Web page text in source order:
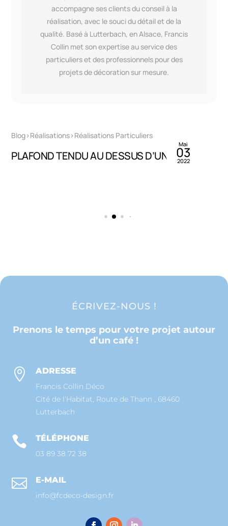
accompagne ses clients du conseil à la
réalisation, avec le souci du détail et de la
qualité. Basé à Lutterbach, en Alsace, Francis
Collin met son expertise au service des
particuliers et des professionnels pour des
projets de décoration sur mesure.
Mai
03
2022
Blog>Réalisations>Réalisations Particuliers
PLAFOND TENDU AU DESSUS D’UN SPA !
ÉCRIVEZ-NOUS !
Prenons le temps pour votre projet autour
d’un café !
 ADRESSE
Francis Collin Déco
Cité de l’Habitat, Route de Thann , 68460
Lutterbach
 TÉLÉPHONE
03 89 38 72 38
 E-MAIL
info@fcdeco-design.fr